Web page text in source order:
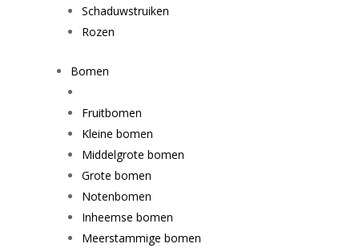
Schaduwstruiken
Rozen
Bomen
Fruitbomen
Kleine bomen
Middelgrote bomen
Grote bomen
Notenbomen
Inheemse bomen
Meerstammige bomen